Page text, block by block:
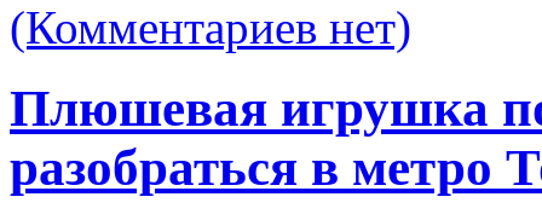
(Комментариев нет)
Плюшевая игрушка
разобраться в метро